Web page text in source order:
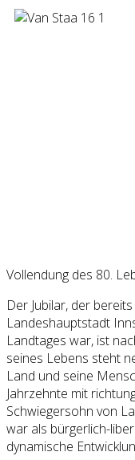
Vollendung des 80.
Der Jubilar, der
Landeshauptstadt
Landtages war, ist
seines Lebens steht
Land und seine
Jahrzehnte mit
Schwiegersohn von
war als bürgerlich-
dynamische